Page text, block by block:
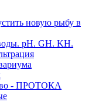
новую рыбу в
рН. GH. KH.
- ПРОТОКА